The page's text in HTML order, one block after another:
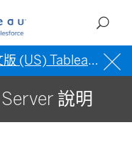
(US) Tableau 說明
說明